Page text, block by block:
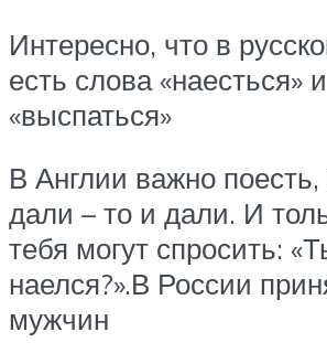
Интересно, что в
есть слова «наесться» и
«выспаться»
В Англии важно поесть,
дали – то и дали. И
тебя могут спросить:
наелся?».В России
мужчин